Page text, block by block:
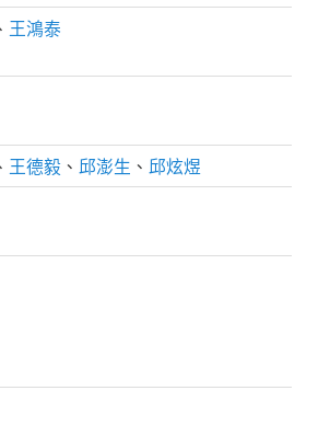
王鴻泰
王德毅 、邱澎生 、邱炫煜